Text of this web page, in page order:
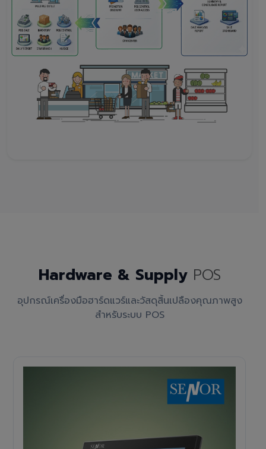
Hardware & Supply POS
อุปกรณ์เครื่องมือฮาร์ดแวร์และวัสดุสิ้นเปลืองคุณภาพสูง
สำหรับระบบ POS